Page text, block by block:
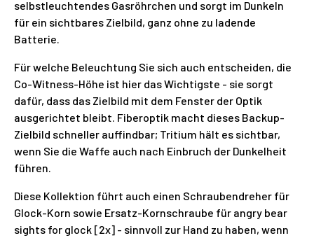
selbstleuchtendes Gasröhrchen und sorgt im Dunkeln
für ein sichtbares Zielbild, ganz ohne zu ladende
Batterie.
Für welche Beleuchtung Sie sich auch entscheiden, die
Co-Witness-Höhe ist hier das Wichtigste - sie sorgt
dafür, dass das Zielbild mit dem Fenster der Optik
ausgerichtet bleibt. Fiberoptik macht dieses Backup-
Zielbild schneller auffindbar; Tritium hält es sichtbar,
wenn Sie die Waffe auch nach Einbruch der Dunkelheit
führen.
Diese Kollektion führt auch einen Schraubendreher für
Glock-Korn sowie Ersatz-Kornschraube für angry bear
sights for glock [2x] - sinnvoll zur Hand zu haben, wenn